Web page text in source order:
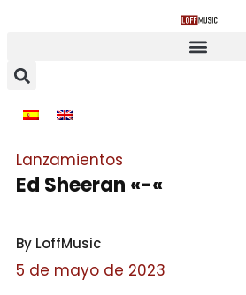
Lanzamientos
Ed Sheeran «-«
By LoffMusic
5 de mayo de 2023